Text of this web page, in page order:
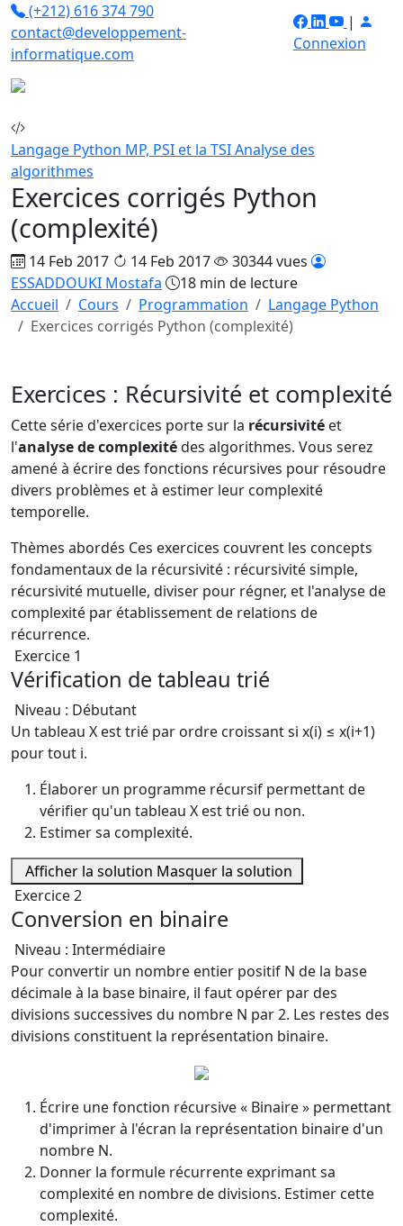
(+212) 616 374 790
contact@developpement-
informatique.com
|
Connexion
Langage Python MP, PSI et la TSIAnalyse des
algorithmes
Exercices corrigés Python
(complexité)
14 Feb 2017 14 Feb 2017
30344 vues
ESSADDOUKI Mostafa
18 min de lecture
Accueil
Cours Programmation
Langage Python
Exercices corrigés Python (complexité)
Exercices : Récursivité et complexité
Cette série d'exercices porte sur la récursivité et
l'analyse de complexitédes algorithmes. Vous serez
amené à écrire des fonctions récursives pour résoudre
divers problèmes et à estimer leur complexité
temporelle.
Thèmes abordés Ces exercices couvrent les concepts
fondamentaux de la récursivité : récursivité simple,
récursivité mutuelle, diviser pour régner, et l'analyse de
complexité par établissement de relations de
récurrence.
Exercice 1
Vérification de tableau trié
Niveau : Débutant
Un tableau X est trié par ordre croissant si x(i) ≤ x(i+1)
pour tout i.
Élaborer un programme récursif permettant de
vérifier qu'un tableau X est trié ou non.
Estimer sa complexité.
Afficher la solution Masquer la solution
Exercice 2
Conversion en binaire
Niveau : Intermédiaire
Pour convertir un nombre entier positif N de la base
décimale à la base binaire, il faut opérer par des
divisions successives du nombre N par 2. Les restes des
divisions constituent la représentation binaire.
Écrire une fonction récursive « Binaire » permettant
d'imprimer à l'écran la représentation binaire d'un
nombre N.
Donner la formule récurrente exprimant sa
complexité en nombre de divisions. Estimer cette
complexité.